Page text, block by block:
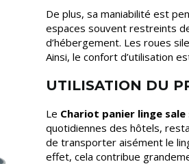
De plus, sa maniabilité est
espaces souvent restreints
d’hébergement. Les roues
Ainsi, le confort d’utilisation
UTILISATION DU
Le Chariot panier linge sale
quotidiennes des hôtels,
de transporter aisément le
effet, cela contribue